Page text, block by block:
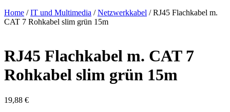
Home /IT und Multimedia /Netzwerkkabel / RJ45 Flachkabel m.
CAT 7 Rohkabel slim grün 15m
RJ45 Flachkabel m. CAT 7
Rohkabel slim grün 15m
19,88 €